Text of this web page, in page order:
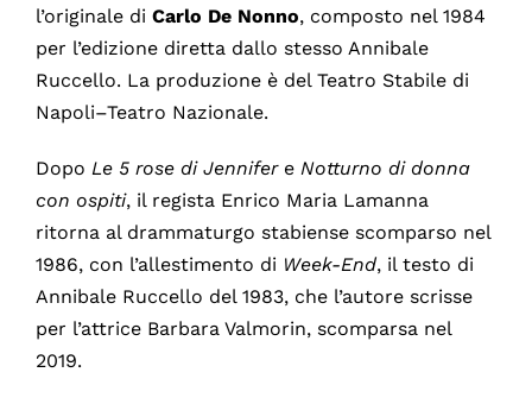
l’originale di Carlo De Nonno, composto nel 1984
per l’edizione diretta dallo stesso Annibale
Ruccello. La produzione è del Teatro Stabile di
Napoli–Teatro Nazionale.
Dopo Le 5 rose di Jennifere Notturno di donna
con ospiti, il regista Enrico Maria Lamanna
ritorna al drammaturgo stabiense scomparso nel
1986, con l’allestimento di Week-End, il testo di
Annibale Ruccello del 1983, che l’autore scrisse
per l’attrice Barbara Valmorin, scomparsa nel
2019.